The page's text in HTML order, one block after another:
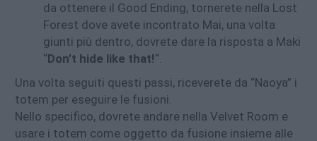
da ottenere il Good Ending, tornerete nella Lost
Forest dove avete incontrato Mai, una volta
giunti più dentro, dovrete dare la risposta a Maki
“Don’t hide like that!“.
Una volta seguiti questi passi, riceverete da “Naoya” i
totem per eseguire le fusioni.
Nello specifico, dovrete andare nella Velvet Room e
usare i totem come oggetto da fusione insieme alle